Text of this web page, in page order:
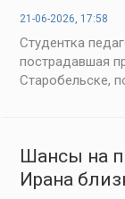
заочное
21-06-2026, 17:58
Студентка
пострадавшая
Старобельске,
Шансы на
Ирана